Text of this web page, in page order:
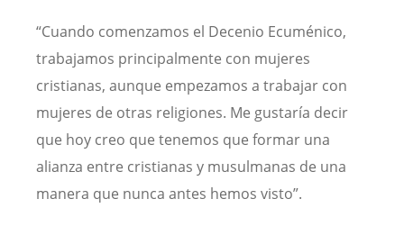
“Cuando comenzamos el Decenio Ecuménico,
trabajamos principalmente con mujeres
cristianas, aunque empezamos a trabajar con
mujeres de otras religiones. Me gustaría decir
que hoy creo que tenemos que formar una
alianza entre cristianas y musulmanas de una
manera que nunca antes hemos visto”.